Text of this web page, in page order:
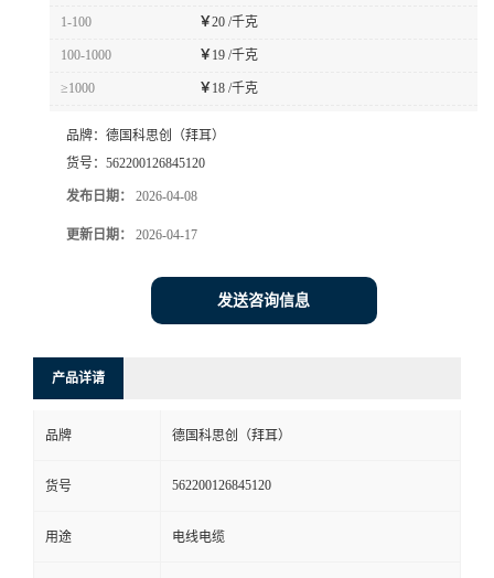
1-100 ￥20 /千克
100-1000 ￥ 19 /千克
≥1000 ￥ 18 /千克
品牌： 德国科思创（拜耳）
货号： 562200126845120
发布日期： 2026-04-08
更新日期： 2026-04-17
发送咨询信息
产品详请
品牌 德国科思创（拜耳）
货号 562200126845120
用途 电线电缆